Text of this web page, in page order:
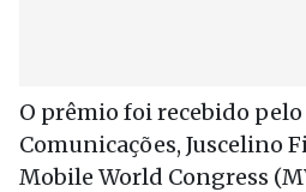
O prêmio foi recebido
Comunicações, Juscelino
Mobile World Congress